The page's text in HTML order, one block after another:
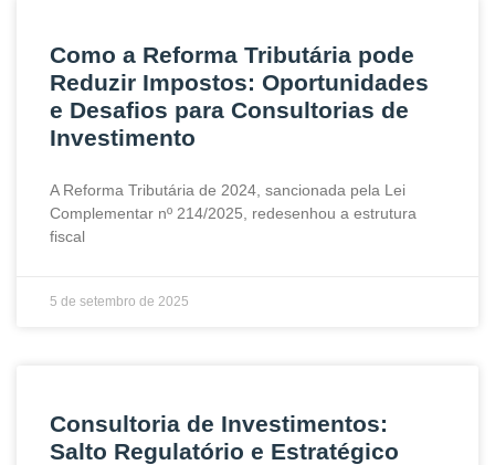
Como a Reforma Tributária pode
Reduzir Impostos: Oportunidades
e Desafios para Consultorias de
Investimento
A Reforma Tributária de 2024, sancionada pela Lei
Complementar nº 214/2025, redesenhou a estrutura
fiscal
5 de setembro de 2025
Consultoria de Investimentos:
Salto Regulatório e Estratégico